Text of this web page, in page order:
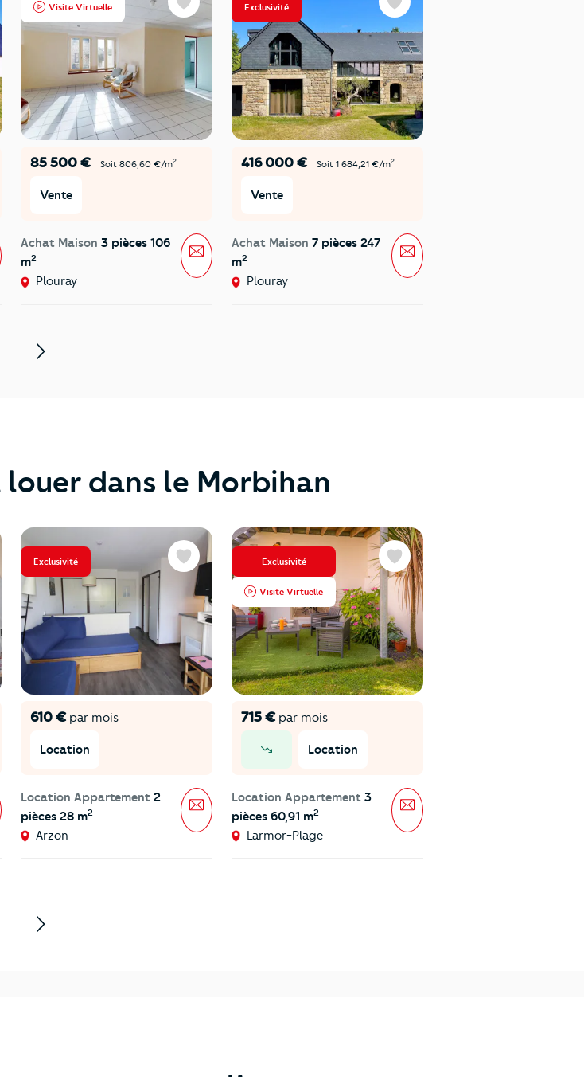
Visite Virtuelle
85 500 € Soit 806,60 €/m2
Vente
Achat Maison 3 pièces 106
m2
Plouray
Favoris
Message
Exclusivité
416 000 € Soit 1 684,21 €/m2
Vente
Achat Maison 7 pièces 247
m2
Plouray
Favoris
Message
dans le Morbihan
Exclusivité
610 €par mois
Location
Location Appartement 2
pièces 28 m2
Arzon
Favoris
Message
Exclusivité
Visite Virtuelle
715 €par mois
Location
Location Appartement 3
pièces 60,91 m2
Larmor-Plage
Favoris
Message